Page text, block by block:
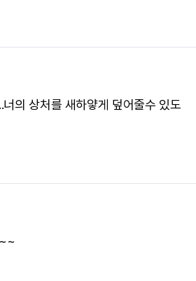
의 상처를 새하얗게 덮어줄수 있도